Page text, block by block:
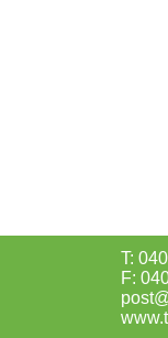
T:
F: